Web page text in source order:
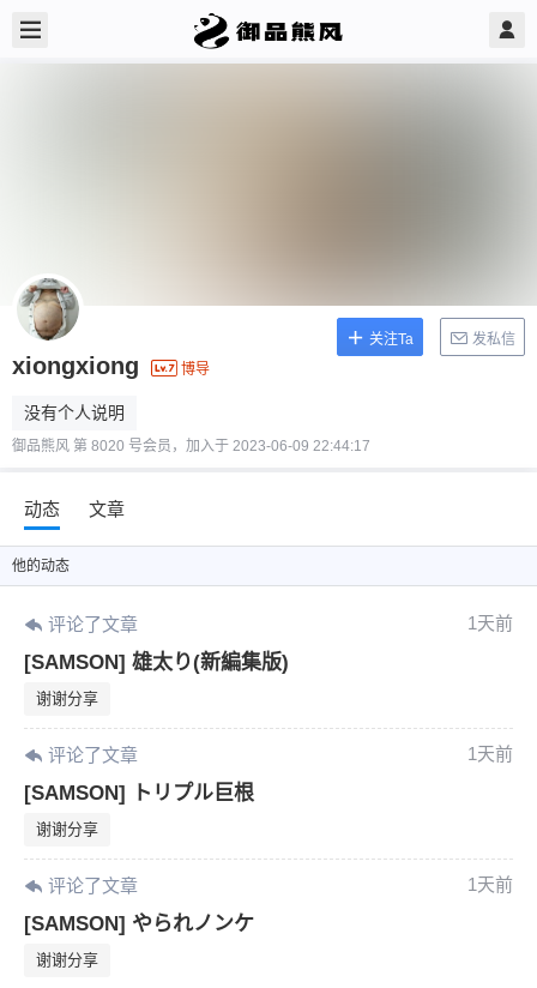
xiongxiong 博导
没有个人说明
御品熊风 第 8020 号会员，加入于 2023-06-09 22:44:17
关注Ta 发私信
动态 文章
他的动态
评论了文章 1天前
[SAMSON] 雄太り(新編集版)
谢谢分享
评论了文章 1天前
[SAMSON] トリプル巨根
谢谢分享
评论了文章 1天前
[SAMSON] やられノンケ
谢谢分享